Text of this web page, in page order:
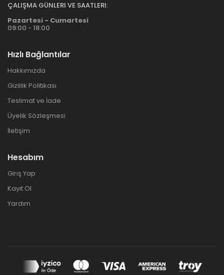
ÇALIŞMA GÜNLERI VE SAATLERI:
Pazartesi - Cumartesi
09:00 - 18:00
Hızlı Bağlantılar
Hakkımızda
Gizlilik Politikası
Teslimat ve İade
Üyelik Sözleşmesi
İletişim
Hesabım
Giriş Yap
Kayıt Ol
Yardım